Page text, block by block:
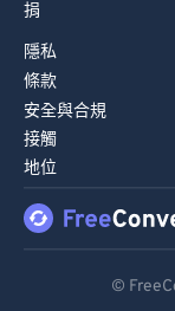
捐
隱私
條款
安全與合規
接觸
地位
©